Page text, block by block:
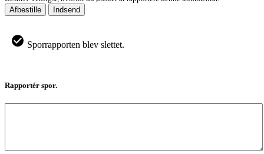
Afbestille
Indsend
Sporrapporten blev slettet.
Rapportér spor.